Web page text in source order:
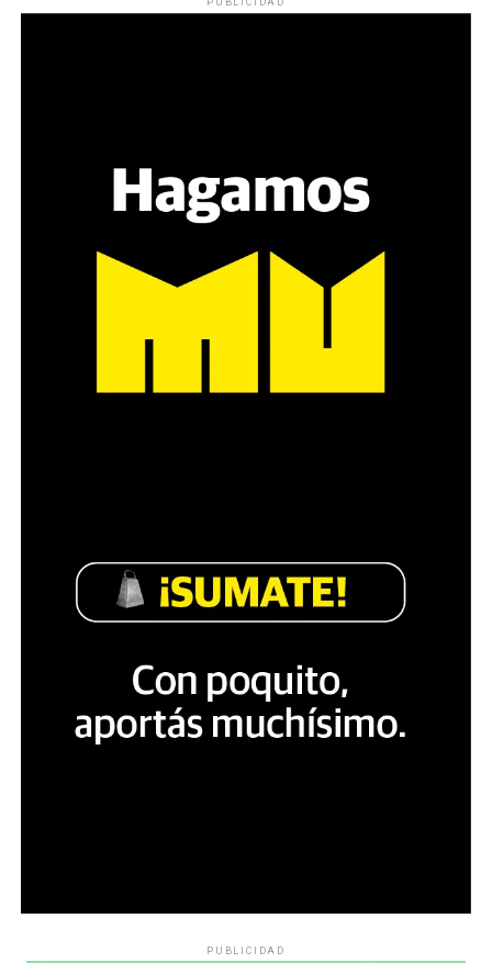
PUBLICIDAD
PUBLICIDAD